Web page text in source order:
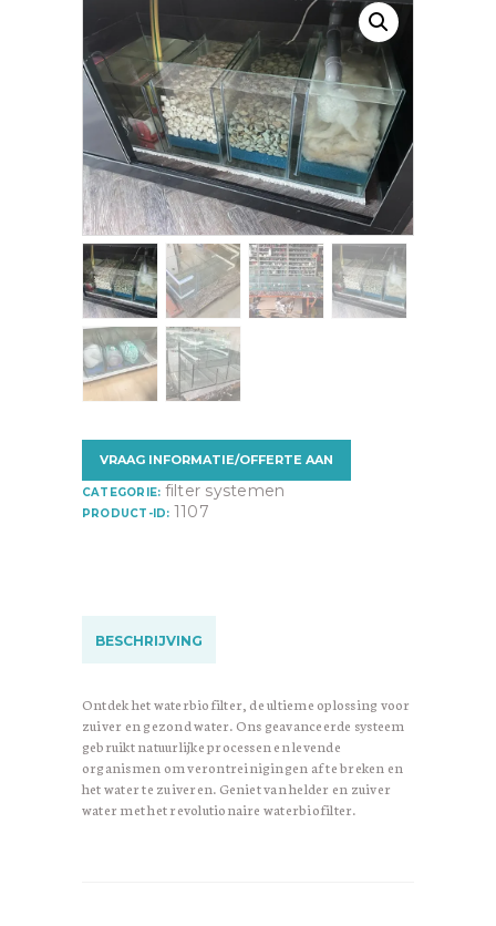
VRAAG INFORMATIE/OFFERTE AAN
CATEGORIE: filter systemen
PRODUCT-ID: 1107
BESCHRIJVING
Ontdek het waterbiofilter, de ultieme oplossing voor
zuiver en gezond water. Ons geavanceerde systeem
gebruikt natuurlijke processen en levende
organismen om verontreinigingen af te breken en
het water te zuiveren. Geniet van helder en zuiver
water met het revolutionaire waterbiofilter.